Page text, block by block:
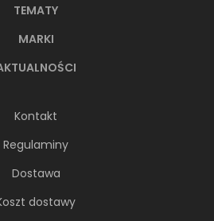
TEMATY
MARKI
Kontakt
Regulaminy
Dostawa
dostawy